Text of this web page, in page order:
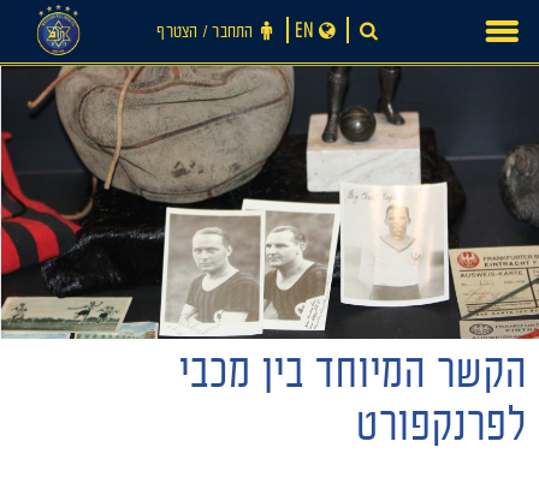
חדשות
content
התחבר ‪/‬ הצטרף EN
הקשר המיוחד בין מכבי
לפרנקפורט